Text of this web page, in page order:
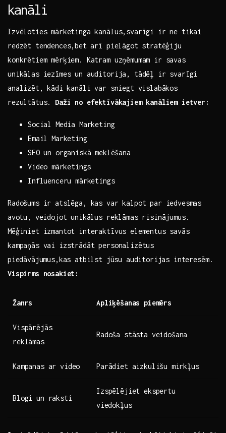
kanāli
Izvēloties mārketinga kanālus,svarīgi ir ne‌ tikai
redzēt tendences,bet⁣ arī pielāgot stratēģiju⁤
konkrētiem mērķiem. Katram​ uzņēmumam ir savas ​
unikālas iezīmes un auditorija, tādēļ ir svarīgi
analizēt, kādi ⁣kanāli var sniegt vislabākos
rezultātus. Daži no efektīvākajiem kanāliem‌ ietver:
Social ‌Media ‌Marketing
Email Marketing
SEO un organiskā meklēšana
Video ⁢mārketings
Influenceru mārketings
Radošums ir atslēga, kas​ var kalpot ‌par iedvesmas
⁢avotu, veidojot unikālus reklāmas risinājumus.
Mēģiniet izmantot interaktīvus elementus ⁢savās
kampaņās vai​ izstrādāt personalizētus
⁢piedāvājumus,kas ​atbilst ⁤jūsu auditorijas‌ interesēm.
Vispirms nosakiet:
Žanrs Apliķēšanas piemērs
Vispārējās
reklāmas
Radoša‍ stāsta‍ veidošana
Kampanas ar‌ video Parādiet aizkulišu ⁢mirkļus
Blogi un raksti
Izspēlējiet ekspertu
⁣viedokļus